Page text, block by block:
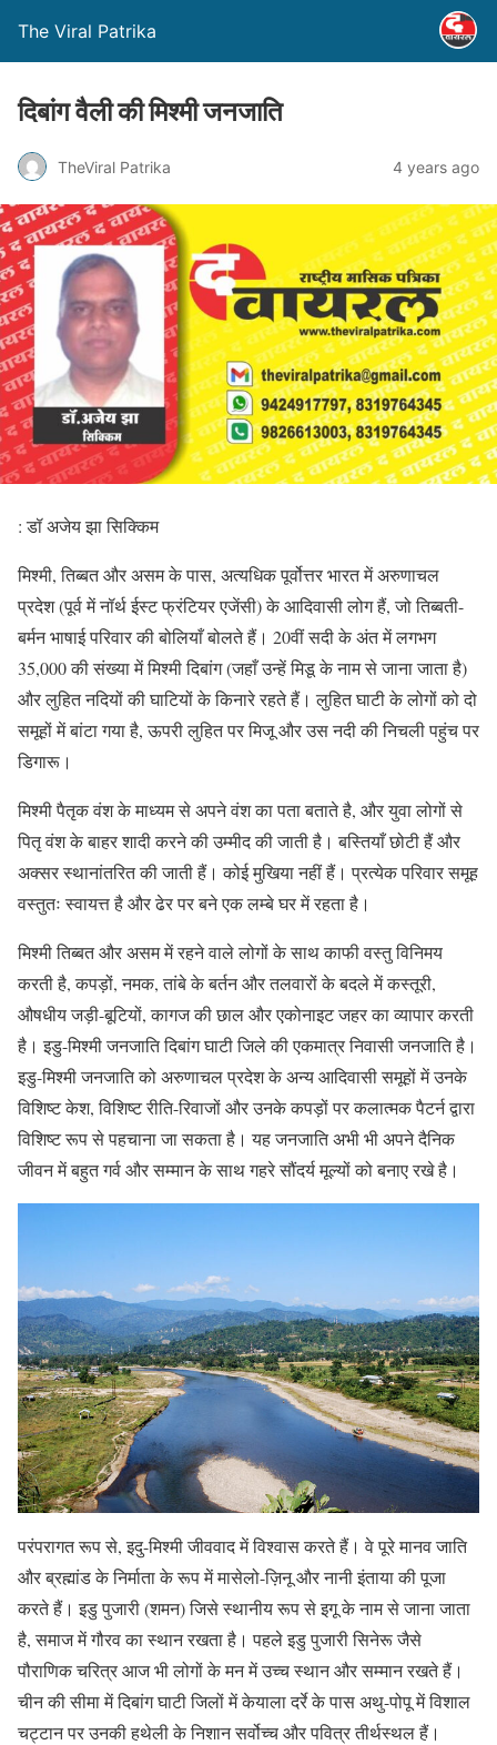
The Viral Patrika
दिबांग वैली की मिश्मी जनजाति
TheViral Patrika 4 years ago
: डॉ अजेय झा सिक्किम
मिश्मी, तिब्बत और असम के पास, अत्यधिक पूर्वोत्तर भारत में अरुणाचल
प्रदेश (पूर्व में नॉर्थ ईस्ट फ्रंटियर एजेंसी) के आदिवासी लोग हैं, जो तिब्बती-
बर्मन भाषाई परिवार की बोलियाँ बोलते हैं। 20वीं सदी के अंत में लगभग
35,000 की संख्या में मिश्मी दिबांग (जहाँ उन्हें मिडू के नाम से जाना जाता है)
और लुहित नदियों की घाटियों के किनारे रहते हैं। लुहित घाटी के लोगों को दो
समूहों में बांटा गया है, ऊपरी लुहित पर मिजू और उस नदी की निचली पहुंच पर
डिगारू।
मिश्मी पैतृक वंश के माध्यम से अपने वंश का पता बताते है, और युवा लोगों से
पितृ वंश के बाहर शादी करने की उम्मीद की जाती है। बस्तियाँ छोटी हैं और
अक्सर स्थानांतरित की जाती हैं। कोई मुखिया नहीं हैं। प्रत्येक परिवार समूह
वस्तुतः स्वायत्त है और ढेर पर बने एक लम्बे घर में रहता है।
मिश्मी तिब्बत और असम में रहने वाले लोगों के साथ काफी वस्तु विनिमय
करती है, कपड़ों, नमक, तांबे के बर्तन और तलवारों के बदले में कस्तूरी,
औषधीय जड़ी-बूटियों, कागज की छाल और एकोनाइट जहर का व्यापार करती
है। इडु-मिश्मी जनजाति दिबांग घाटी जिले की एकमात्र निवासी जनजाति है।
इडु-मिश्मी जनजाति को अरुणाचल प्रदेश के अन्य आदिवासी समूहों में उनके
विशिष्ट केश, विशिष्ट रीति-रिवाजों और उनके कपड़ों पर कलात्मक पैटर्न द्वारा
विशिष्ट रूप से पहचाना जा सकता है। यह जनजाति अभी भी अपने दैनिक
जीवन में बहुत गर्व और सम्मान के साथ गहरे सौंदर्य मूल्यों को बनाए रखे है।
परंपरागत रूप से, इदु-मिश्मी जीववाद में विश्वास करते हैं। वे पूरे मानव जाति
और ब्रह्मांड के निर्माता के रूप में मासेलो-ज़िनू और नानी इंताया की पूजा
करते हैं। इडु पुजारी (शमन) जिसे स्थानीय रूप से इगू के नाम से जाना जाता
है, समाज में गौरव का स्थान रखता है। पहले इडु पुजारी सिनेरू जैसे
पौराणिक चरित्र आज भी लोगों के मन में उच्च स्थान और सम्मान रखते हैं।
चीन की सीमा में दिबांग घाटी जिलों में केयाला दर्रे के पास अथु-पोपू में विशाल
चट्टान पर उनकी हथेली के निशान सर्वोच्च और पवित्र तीर्थस्थल हैं।